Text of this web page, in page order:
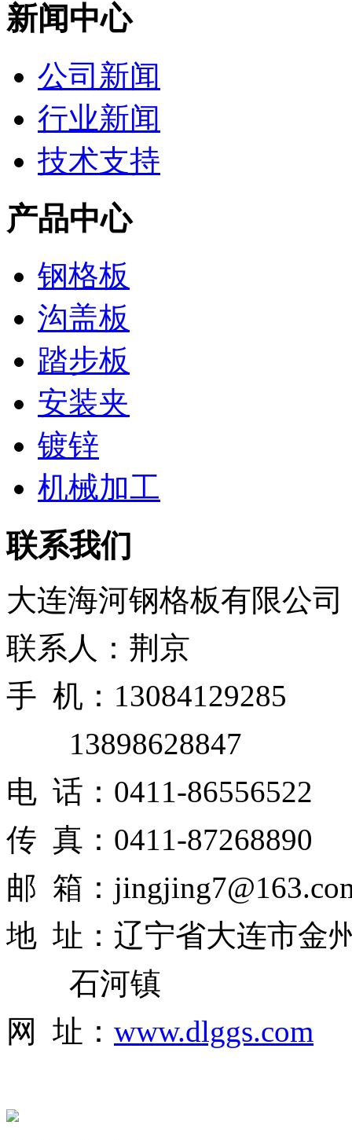
新闻中心
公司新闻
行业新闻
技术支持
产品中心
钢格板
沟盖板
踏步板
安装夹
镀锌
机械加工
联系我们
大连海河钢格板有限公司
联系人：荆京
手 机：13084129285
13898628847
电 话：0411-86556522
传 真：0411-87268890
邮 箱：
地 址：辽宁省大连市金
石河镇
网 址： www.dlggs.com